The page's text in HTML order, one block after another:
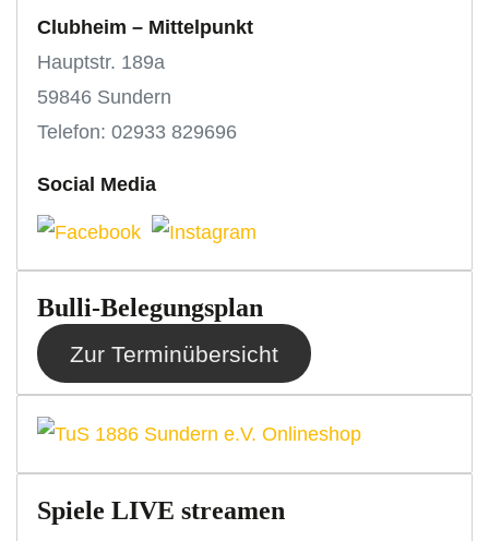
Clubheim – Mittelpunkt
Hauptstr. 189a
59846 Sundern
Telefon: 02933 829696
Social Media
Bulli-Belegungsplan
Zur Terminübersicht
Spiele LIVE streamen